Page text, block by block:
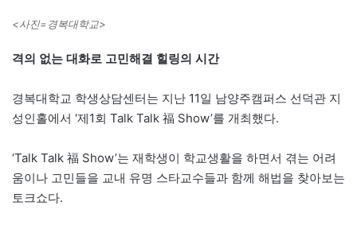
<사진=경복대학교>
격의 없는 대화로 고민해결 힐링의 시간
경복대학교 학생상담센터는 지난 11일 남양주캠퍼스 선덕관 지
성인홀에서 ‘제1회 Talk Talk 福 Show’를 개최했다.
‘Talk Talk 福 Show’는 재학생이 학교생활을 하면서 겪는 어려
움이나 고민들을 교내 유명 스타교수들과 함께 해법을 찾아보는
토크쇼다.